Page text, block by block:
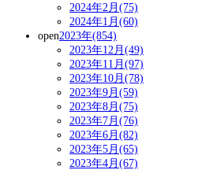
2024年2月(75)
2024年1月(60)
open2023年(854)
2023年12月(49)
2023年11月(97)
2023年10月(78)
2023年9月(59)
2023年8月(75)
2023年7月(76)
2023年6月(82)
2023年5月(65)
2023年4月(67)